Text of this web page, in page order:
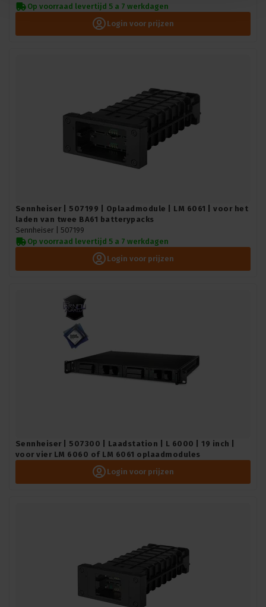
Op voorraad levertijd 5 a 7 werkdagen
Login voor prijzen
Sennheiser | 507199 | Oplaadmodule | LM 6061 | voor het
laden van twee BA61 batterypacks
Sennheiser | 507199
Op voorraad levertijd 5 a 7 werkdagen
Login voor prijzen
Sennheiser | 507300 | Laadstation | L 6000 | 19 inch |
voor vier LM 6060 of LM 6061 oplaadmodules
Login voor prijzen